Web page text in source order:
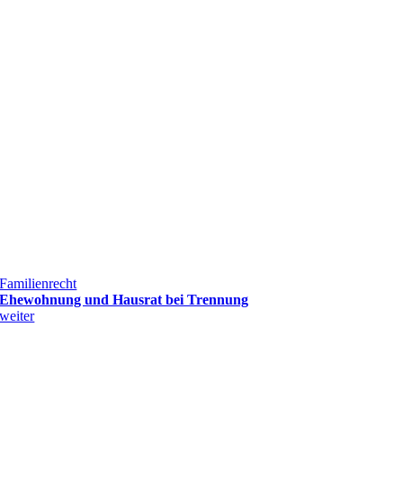
Familienrecht
Ehewohnung und Hausrat bei Trennung
weiter